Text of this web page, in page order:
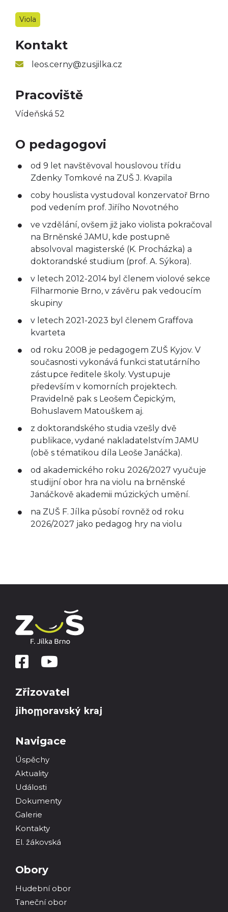
Viola
Kontakt
leos.cerny@zusjilka.cz
Pracoviště
Vídeňská 52
O pedagogovi
od 9 let navštěvoval houslovou třídu
Zdenky Tomkové na ZUŠ J. Kvapila
coby houslista vystudoval konzervatoř Brno
pod vedením prof. Jiřího Novotného
ve vzdělání, ovšem již jako violista pokračoval
na Brněnské JAMU, kde postupně
absolvoval magisterské (K. Procházka) a
doktorandské studium (prof. A. Sýkora).
v letech 2012-2014 byl členem violové sekce
Filharmonie Brno, v závěru pak vedoucím
skupiny
v letech 2021-2023 byl členem Graffova
kvarteta
od roku 2008 je pedagogem ZUŠ Kyjov. V
současnosti vykonává funkci statutárního
zástupce ředitele školy. Vystupuje
především v komorních projektech.
Pravidelně pak s Leošem Čepickým,
Bohuslavem Matouškem aj.
z doktorandského studia vzešly dvě
publikace, vydané nakladatelstvím JAMU
(obě s tématikou díla Leoše Janáčka).
od akademického roku 2026/2027 vyučuje
studijní obor hra na violu na brněnské
Janáčkově akademii múzických umění.
na ZUŠ F. Jílka působí rovněž od roku
2026/2027 jako pedagog hry na violu
Zřizovatel
Navigace
Úspěchy
Aktuality
Události
Dokumenty
Galerie
Kontakty
El. žákovská
Obory
Hudební obor
Taneční obor
Literárně-dramatický
obor